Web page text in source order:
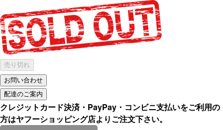
売り切れ
クレジットカード決済・PayPay・コンビニ支払いをご利用の
方はヤフーショッピング店よりご注文下さい。